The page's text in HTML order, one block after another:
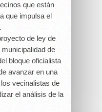
que están
que impulsa el
de ley de
de
bloque oficialista
avanzar en una
vecinalistas de
el análisis de la